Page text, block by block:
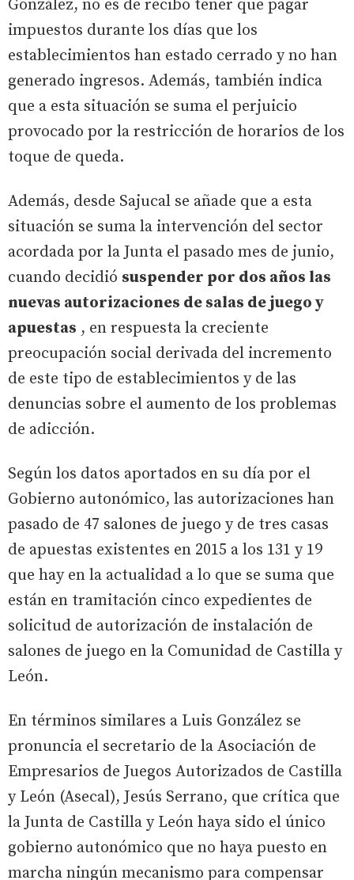
González, no es de recibo tener que pagar
impuestos durante los días que los
establecimientos han estado cerrado y no han
generado ingresos. Además, también indica
que a esta situación se suma el perjuicio
provocado por la restricción de horarios de los
toque de queda.
Además, desde Sajucal se añade que a esta
situación se suma la intervención del sector
acordada por la Junta el pasado mes de junio,
cuando decidió suspender por dos años las
nuevas autorizaciones de salas de juego y
apuestas , en respuesta la creciente
preocupación social derivada del incremento
de este tipo de establecimientos y de las
denuncias sobre el aumento de los problemas
de adicción.
Según los datos aportados en su día por el
Gobierno autonómico, las autorizaciones han
pasado de 47 salones de juego y de tres casas
de apuestas existentes en 2015 a los 131 y 19
que hay en la actualidad a lo que se suma que
están en tramitación cinco expedientes de
solicitud de autorización de instalación de
salones de juego en la Comunidad de Castilla y
León.
En términos similares a Luis González se
pronuncia el secretario de la Asociación de
Empresarios de Juegos Autorizados de Castilla
y León (Asecal), Jesús Serrano, que crítica que
la Junta de Castilla y León haya sido el único
gobierno autonómico que no haya puesto en
marcha ningún mecanismo para compensar